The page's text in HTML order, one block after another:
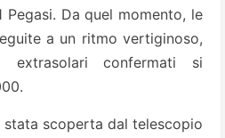
Pegasi. Da quel momento, le
a un ritmo vertiginoso,
confermati si
scoperta dal telescopio